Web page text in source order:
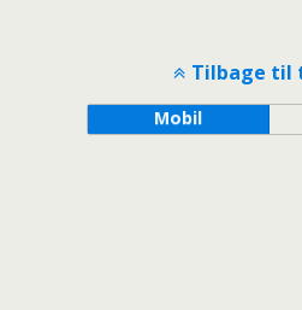
Tilbage til
Mobil